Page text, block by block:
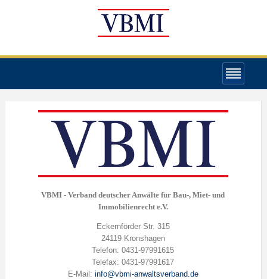
VBMI - Verband deutscher Anwälte für Bau-, Miet- und
Immobilienrecht e.V.
Eckernförder Str. 315
24119 Kronshagen
Telefon: 0431-97991615
Telefax: 0431-97991617
E-Mail: info@vbmi-anwaltsverband.de